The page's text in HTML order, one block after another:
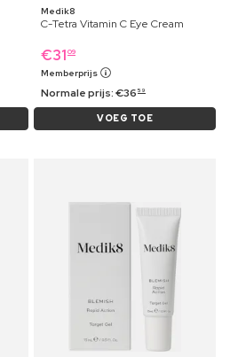
Medik8
C-Tetra Vitamin C Eye Cream
€31 09
Memberprijs
Normale prijs:€36 59
VOEG TOE